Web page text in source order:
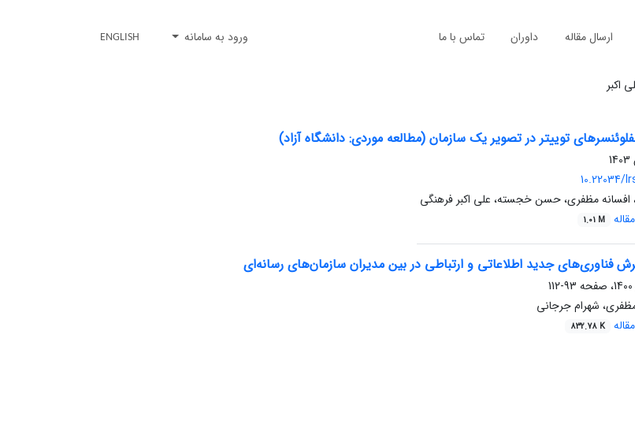
ارسال مقاله داوران تماس با ما ورود به سامانه ENGLISH
اکبر
توییتر در تصویر یک سازمان (مطالعه موردی: دانشگاه آزاد)
10.22034/
افسانه مظفری، حسن خجسته، علی اکبر فرهنگی
1.01 M
فناوری‌های جدید اطلاعاتی و ارتباطی در بین مدیران سازمان‌های رسانه‌ای
93-112
شهرام جرجانی
832.78 K